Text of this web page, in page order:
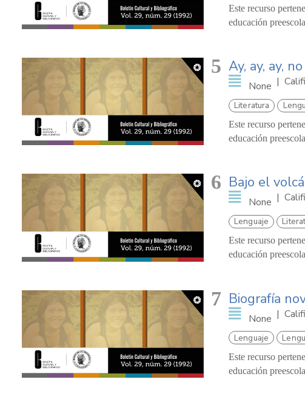
Este recurso
educación
5 Ay, ay, ay,
None |
Literatura
Este recurso
educación
6 Bajo el
None |
Lenguaje
Este recurso
educación
7 Biografía
None |
Lenguaje
Este recurso
educación